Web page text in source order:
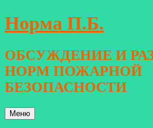
Перейти
к
Норма П.Б.
ОБСУЖДЕНИЕ И
НОРМ ПОЖАРНОЙ
БЕЗОПАСНОСТИ
Меню